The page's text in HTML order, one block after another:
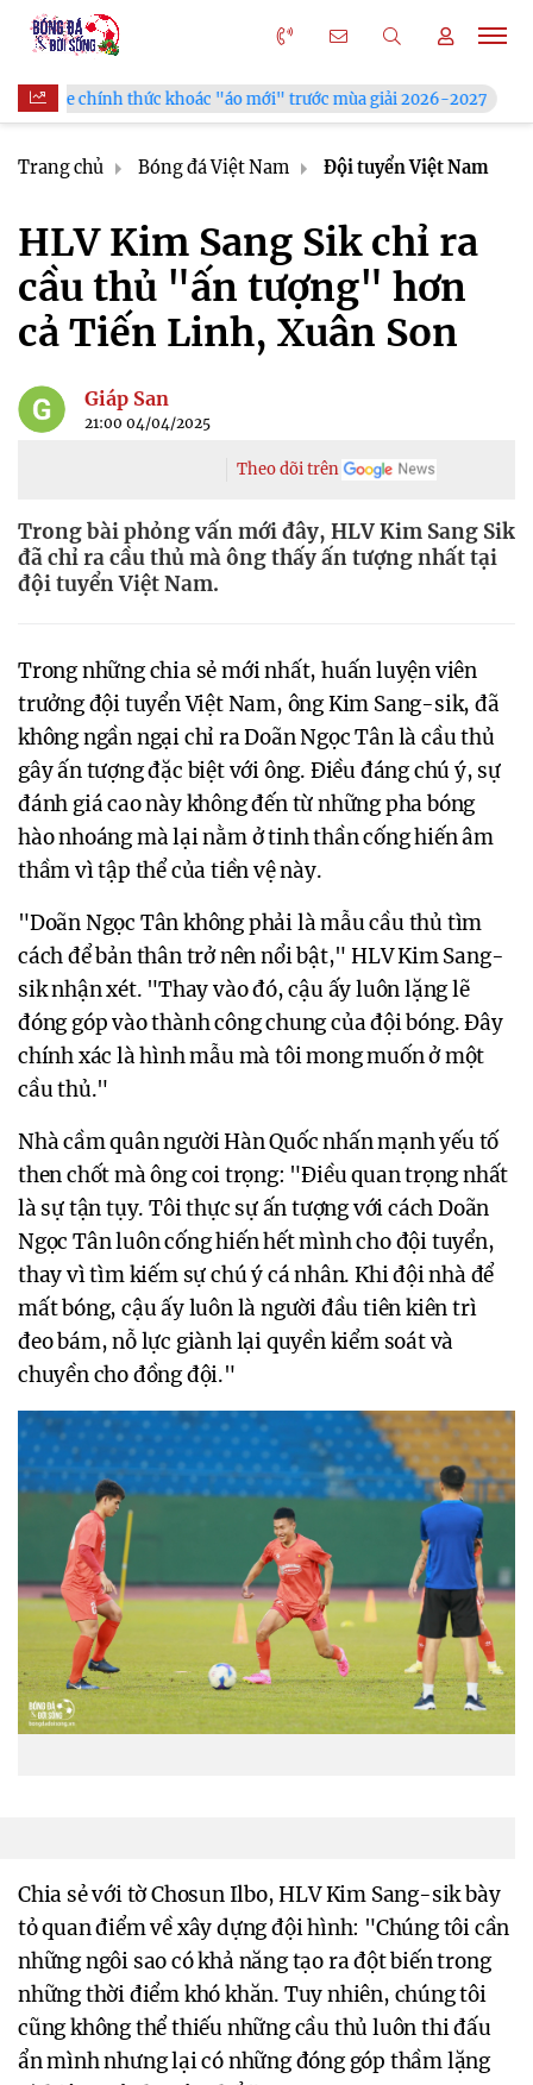
"áo mới" trước mùa giải 2026-2027 Xã Hùng Châu
Trang chủ Bóng đá Việt Nam Đội tuyển Việt Nam
HLV Kim Sang Sik chỉ ra
cầu thủ "ấn tượng" hơn
cả Tiến Linh, Xuân Son
Giáp San
21:00 04/04/2025
Theo dõi trên
Trong bài phỏng vấn mới đây, HLV Kim Sang Sik
đã chỉ ra cầu thủ mà ông thấy ấn tượng nhất tại
đội tuyển Việt Nam.
Trong những chia sẻ mới nhất, huấn luyện viên
trưởng đội tuyển Việt Nam, ông Kim Sang-sik, đã
không ngần ngại chỉ ra Doãn Ngọc Tân là cầu thủ
gây ấn tượng đặc biệt với ông. Điều đáng chú ý, sự
đánh giá cao này không đến từ những pha bóng
hào nhoáng mà lại nằm ở tinh thần cống hiến âm
thầm vì tập thể của tiền vệ này.
"Doãn Ngọc Tân không phải là mẫu cầu thủ tìm
cách để bản thân trở nên nổi bật," HLV Kim Sang-
sik nhận xét. "Thay vào đó, cậu ấy luôn lặng lẽ
đóng góp vào thành công chung của đội bóng. Đây
chính xác là hình mẫu mà tôi mong muốn ở một
cầu thủ."
Nhà cầm quân người Hàn Quốc nhấn mạnh yếu tố
then chốt mà ông coi trọng: "Điều quan trọng nhất
là sự tận tụy. Tôi thực sự ấn tượng với cách Doãn
Ngọc Tân luôn cống hiến hết mình cho đội tuyển,
thay vì tìm kiếm sự chú ý cá nhân. Khi đội nhà để
mất bóng, cậu ấy luôn là người đầu tiên kiên trì
đeo bám, nỗ lực giành lại quyền kiểm soát và
chuyền cho đồng đội."
Chia sẻ với tờ Chosun Ilbo, HLV Kim Sang-sik bày
tỏ quan điểm về xây dựng đội hình: "Chúng tôi cần
những ngôi sao có khả năng tạo ra đột biến trong
những thời điểm khó khăn. Tuy nhiên, chúng tôi
cũng không thể thiếu những cầu thủ luôn thi đấu
ẩn mình nhưng lại có những đóng góp thầm lặng